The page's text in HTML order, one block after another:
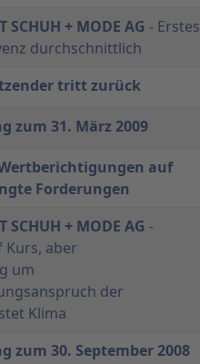
+ MODE AG - Erstes
durchschnittlich
tritt zurück
zum 31. März 2009
auf
Forderungen
+ MODE AG -
Kurs, aber
um
der
Klima
zum 30. September 2008